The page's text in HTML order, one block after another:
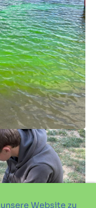
Website zu